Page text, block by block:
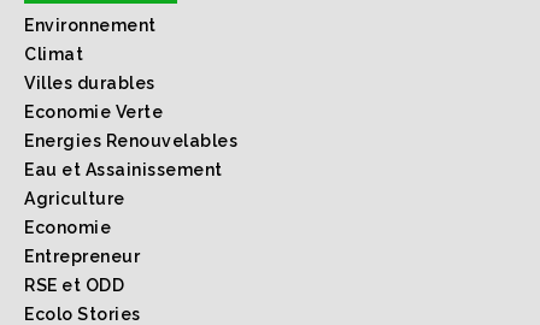
Environnement
Climat
Villes durables
Economie Verte
Energies Renouvelables
Eau et Assainissement
Agriculture
Economie
Entrepreneur
RSE et ODD
Ecolo Stories